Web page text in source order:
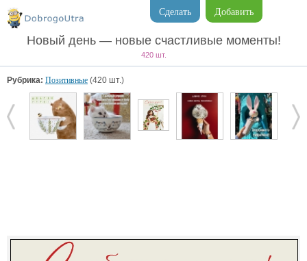
Добавить
Сделать
Новый день — новые счастливые моменты!
420 шт.
Рубрика: Позитивные (420 шт.)